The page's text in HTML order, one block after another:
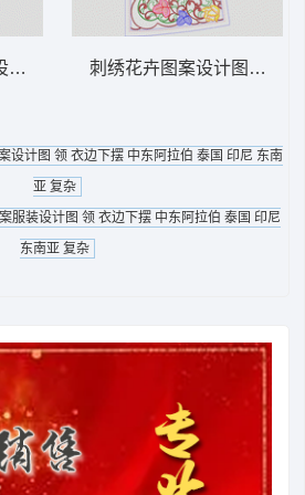
计图 领 衣边下摆 中东
刺绣花卉图案设计图 领 衣
设计图 领 衣边下摆 中东阿拉伯 泰国 印尼 东南
亚 复杂
服装设计图 领 衣边下摆 中东阿拉伯 泰国 印尼
东南亚 复杂